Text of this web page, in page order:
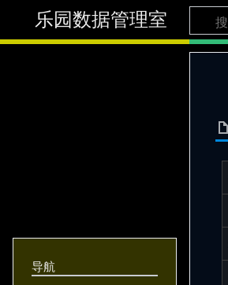
乐园数据管理室
导航